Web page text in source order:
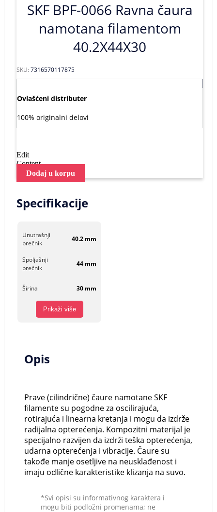
SKF BPF-0066 Ravna čaura
namotana filamentom
40.2X44X30
SKU:7316570117875
Ovlašćeni distributer
100% originalni delovi
Edit
Content
Dodaj u korpu
Specifikacije
Unutrašnji
prečnik
40.2 mm
Spoljašnji
prečnik
44 mm
Širina 30 mm
Prikaži više
Opis
Prave (cilindrične) čaure namotane SKF
filamente su pogodne za oscilirajuća,
rotirajuća i linearna kretanja i mogu da izdrže
radijalna opterećenja. Kompozitni materijal je
specijalno razvijen da izdrži teška opterećenja,
udarna opterećenja i vibracije. Čaure su
takođe manje osetljive na neusklađenost i
imaju odlične karakteristike klizanja na suvo.
*Svi opisi su informativnog karaktera i
mogu biti podložni promenama; ne